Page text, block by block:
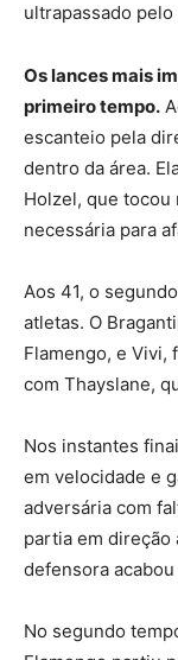
ultrapassado
Os lances mais
primeiro tempo.
escanteio pela
dentro da área.
Holzel, que tocou
necessária para
Aos 41, o
atletas. O
Flamengo, e Vivi,
com Thayslane,
Nos instantes
em velocidade e
adversária com
partia em direção
defensora
No segundo